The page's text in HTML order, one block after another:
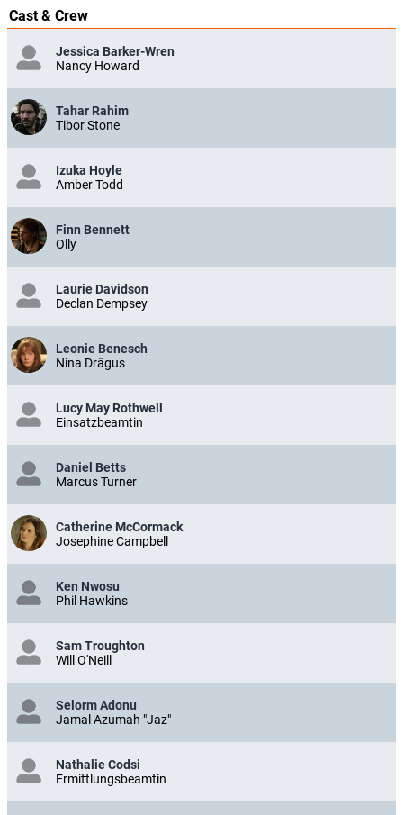
Cast & Crew
Jessica Barker-Wren
Nancy Howard
Tahar Rahim
Tibor Stone
Izuka Hoyle
Amber Todd
Finn Bennett
Olly
Laurie Davidson
Declan Dempsey
Leonie Benesch
Nina Drâgus
Lucy May Rothwell
Einsatzbeamtin
Daniel Betts
Marcus Turner
Catherine McCormack
Josephine Campbell
Ken Nwosu
Phil Hawkins
Sam Troughton
Will O'Neill
Selorm Adonu
Jamal Azumah "Jaz"
Nathalie Codsi
Ermittlungsbeamtin